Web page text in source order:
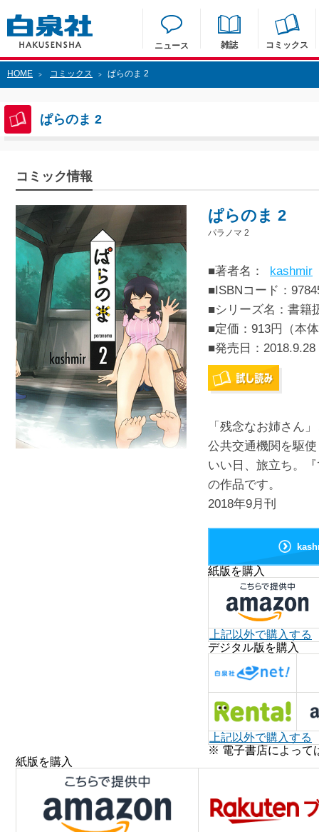
ニュース 雑誌 コミックス
HOME > コミックス > ぱらのま 2
ぱらのま 2
コミック情報
ぱらのま 2
パラノマ 2
■著者名：
kashmir
■ISBNコード：
■シリーズ名：書籍
■定価：913円（本
■発売日： 2018.9.28
「残念なお姉さん
公共交通機関を駆
いい日、旅立ち。
の作品です。
2018年9月刊
紙版を購入
上記以外で購入する
デジタル版を購入
上記以外で購入する
※ 電子書店によって
紙版を購入